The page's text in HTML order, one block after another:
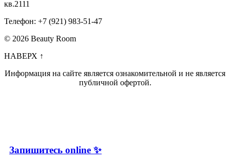
кв.2111
Телефон: +7 (921) 983-51-47
© 2026 Beauty Room
НАВЕРХ ↑
Информация на сайте является ознакомительной и не является
публичной офертой.
Запишитесь online ✨